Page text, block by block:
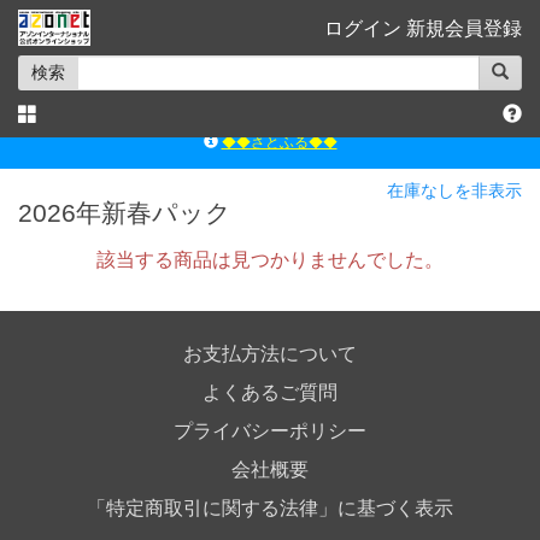
ログイン 新規会員登録
検索
◆◆さとふる◆◆
ｱｿﾞﾝﾚｰﾍﾞﾙｼｮｯﾌﾟ楽天市場店
アゾンダイレクトストア
◆◆さとふる◆◆
在庫なしを非表示
2026年新春パック
該当する商品は見つかりませんでした。
お支払方法について
よくあるご質問
プライバシーポリシー
会社概要
「特定商取引に関する法律」に基づく表示